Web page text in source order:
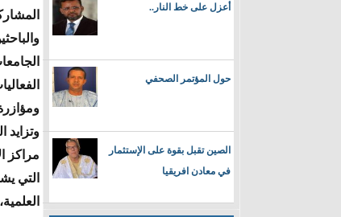
أعزل على خط النار..
حول المؤتمر الصحفي
الصين تقبل بقوة على الإستثمار
في معادن افريقيا
وتزايد
مراكز
التي